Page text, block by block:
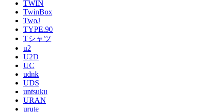
TWIN
TwinBox
TwoJ
TYPE.90
Tシャツ
u2
U2D
UC
udnk
UDS
untsuku
URAN
urute